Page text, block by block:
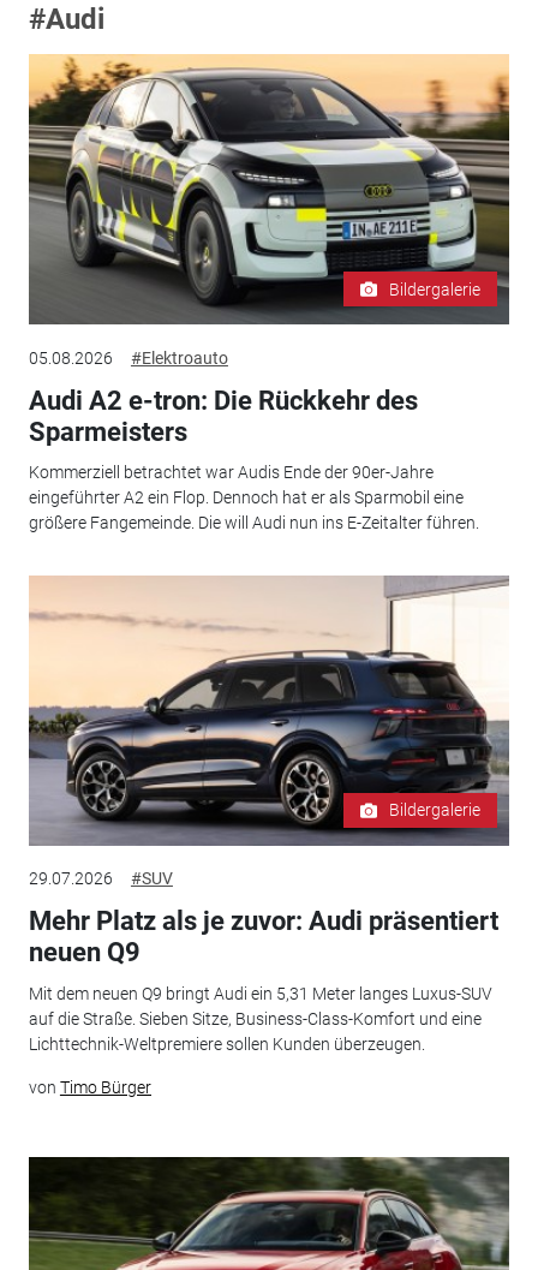
#Audi
Bildergalerie
05.08.2026 #Elektroauto
Audi A2 e-tron: Die Rückkehr des
Sparmeisters
Kommerziell betrachtet war Audis Ende der 90er-Jahre
eingeführter A2 ein Flop. Dennoch hat er als Sparmobil eine
größere Fangemeinde. Die will Audi nun ins E-Zeitalter führen.
Bildergalerie
29.07.2026 #SUV
Mehr Platz als je zuvor: Audi präsentiert
neuen Q9
Mit dem neuen Q9 bringt Audi ein 5,31 Meter langes Luxus-SUV
auf die Straße. Sieben Sitze, Business-Class-Komfort und eine
Lichttechnik-Weltpremiere sollen Kunden überzeugen.
von Timo Bürger